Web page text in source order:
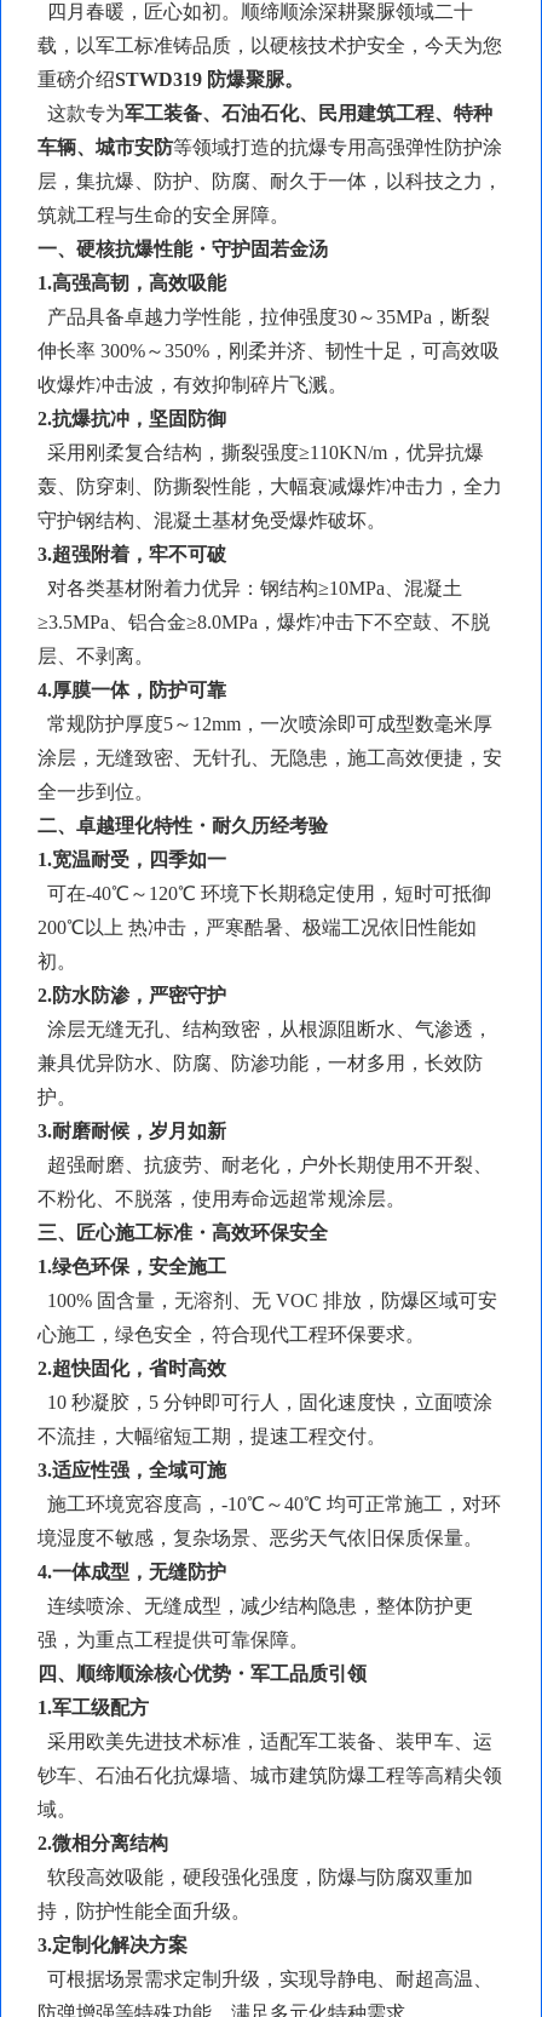
四月春暖，匠心如初。顺缔顺涂深耕聚脲领域二十
载，以军工标准铸品质，以硬核技术护安全，今天为您
重磅介绍STWD319 防爆聚脲。
这款专为军工装备、石油石化、民用建筑工程、特种
车辆、城市安防等领域打造的抗爆专用高强弹性防护涂
层，集抗爆、防护、防腐、耐久于一体，以科技之力，
筑就工程与生命的安全屏障。
一、硬核抗爆性能・守护固若金汤
1.高强高韧，高效吸能
产品具备卓越力学性能，拉伸强度30～35MPa，断裂
伸长率 300%～350%，刚柔并济、韧性十足，可高效吸
收爆炸冲击波，有效抑制碎片飞溅。
2.抗爆抗冲，坚固防御
采用刚柔复合结构， 撕裂强度≥110KN/m，优异抗爆
轰、防穿刺、防撕裂性能，大幅衰减爆炸冲击力，全力
守护钢结构、混凝土基材免受爆炸破坏。
3.超强附着，牢不可破
对各类基材附着力优异：钢结构≥10MPa、混凝土
≥3.5MPa、铝合金≥8.0MPa，爆炸冲击下不空鼓、不脱
层、不剥离。
4.厚膜一体，防护可靠
常规防护厚度5～12mm，一次喷涂即可成型数毫米厚
涂层，无缝致密、无针孔、无隐患，施工高效便捷，安
全一步到位。
二、卓越理化特性・耐久历经考验
1.宽温耐受，四季如一
可在-40℃～120℃ 环境下长期稳定使用，短时可抵御
200℃以上 热冲击，严寒酷暑、极端工况依旧性能如
初。
2.防水防渗，严密守护
涂层无缝无孔、结构致密，从根源阻断水、气渗透，
兼具优异防水、防腐、防渗功能，一材多用，长效防
护。
3.耐磨耐候，岁月如新
超强耐磨、抗疲劳、耐老化，户外长期使用不开裂、
不粉化、不脱落，使用寿命远超常规涂层。
三、匠心施工标准・高效环保安全
1.绿色环保，安全施工
100% 固含量，无溶剂、无 VOC 排放，防爆区域可安
心施工，绿色安全，符合现代工程环保要求。
2.超快固化，省时高效
10 秒凝胶，5 分钟即可行人，固化速度快，立面喷涂
不流挂，大幅缩短工期，提速工程交付。
3.适应性强，全域可施
施工环境宽容度高， -10℃～40℃ 均可正常施工，对环
境湿度不敏感，复杂场景、恶劣天气依旧保质保量。
4.一体成型，无缝防护
连续喷涂、无缝成型，减少结构隐患，整体防护更
强，为重点工程提供可靠保障。
四、顺缔顺涂核心优势・军工品质引领
1.军工级配方
采用欧美先进技术标准，适配军工装备、装甲车、运
钞车、石油石化抗爆墙、城市建筑防爆工程等高精尖领
域。
2.微相分离结构
软段高效吸能，硬段强化强度，防爆与防腐双重加
持，防护性能全面升级。
3.定制化解决方案
可根据场景需求定制升级，实现导静电、耐超高温、